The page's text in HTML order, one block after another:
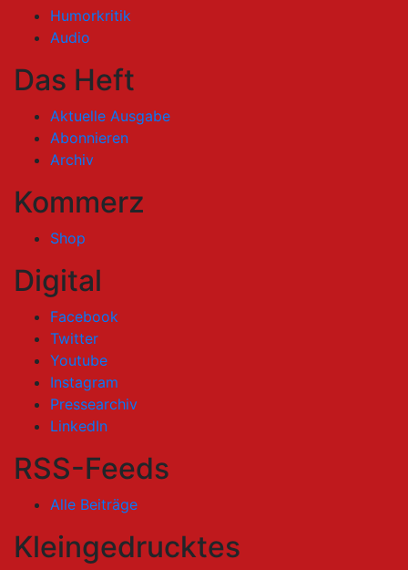
Humorkritik
Audio
Das Heft
Aktuelle Ausgabe
Abonnieren
Archiv
Kommerz
Shop
Digital
Facebook
Twitter
Youtube
Instagram
Pressearchiv
LinkedIn
RSS-Feeds
Alle Beiträge
Kleingedrucktes